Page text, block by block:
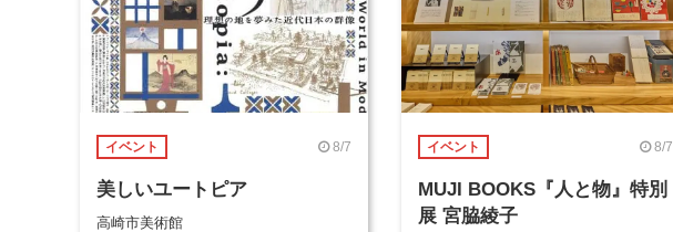
イベント 8/7
美しいユートピア
高崎市美術館
イベント 8/7
MUJI BOOKS『人と物』特別
展 宮脇綾子